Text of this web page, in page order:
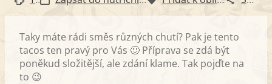
Taky máte rádi směs různých chutí? Pak je tento
tacos ten pravý pro Vás 🙂 Příprava se zdá být
poněkud složitější, ale zdání klame. Tak pojďte na
to 😉